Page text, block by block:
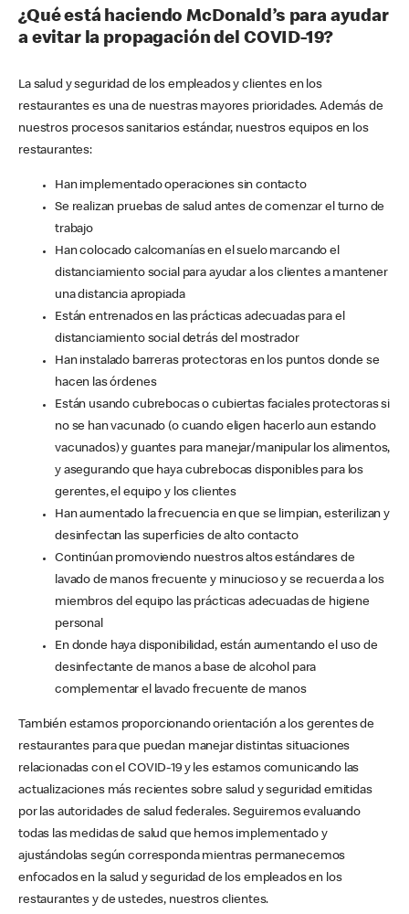
¿Qué está haciendo McDonald’s para ayudar
a evitar la propagación del COVID-19?
La salud y seguridad de los empleados y clientes en los
restaurantes es una de nuestras mayores prioridades. Además de
nuestros procesos sanitarios estándar, nuestros equipos en los
restaurantes:
Han implementado operaciones sin contacto
Se realizan pruebas de salud antes de comenzar el turno de
trabajo
Han colocado calcomanías en el suelo marcando el
distanciamiento social para ayudar a los clientes a mantener
una distancia apropiada
Están entrenados en las prácticas adecuadas para el
distanciamiento social detrás del mostrador
Han instalado barreras protectoras en los puntos donde se
hacen las órdenes
Están usando cubrebocas o cubiertas faciales protectoras si
no se han vacunado (o cuando eligen hacerlo aun estando
vacunados) y guantes para manejar/manipular los alimentos,
y asegurando que haya cubrebocas disponibles para los
gerentes, el equipo y los clientes
Han aumentado la frecuencia en que se limpian, esterilizan y
desinfectan las superficies de alto contacto
Continúan promoviendo nuestros altos estándares de
lavado de manos frecuente y minucioso y se recuerda a los
miembros del equipo las prácticas adecuadas de higiene
personal
En donde haya disponibilidad, están aumentando el uso de
desinfectante de manos a base de alcohol para
complementar el lavado frecuente de manos
También estamos proporcionando orientación a los gerentes de
restaurantes para que puedan manejar distintas situaciones
relacionadas con el COVID-19 y les estamos comunicando las
actualizaciones más recientes sobre salud y seguridad emitidas
por las autoridades de salud federales. Seguiremos evaluando
todas las medidas de salud que hemos implementado y
ajustándolas según corresponda mientras permanecemos
enfocados en la salud y seguridad de los empleados en los
restaurantes y de ustedes, nuestros clientes.